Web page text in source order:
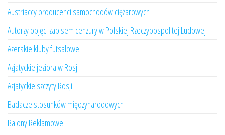
Austriaccy producenci samochodów ciężarowych
Autorzy objęci zapisem cenzury w Polskiej Rzeczypospolitej Ludowej
Azerskie kluby futsalowe
Azjatyckie jeziora w Rosji
Azjatyckie szczyty Rosji
Badacze stosunków międzynarodowych
Balony Reklamowe